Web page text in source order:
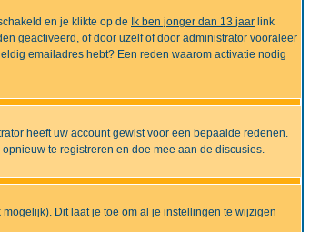
en je klikte op de Ik ben jonger dan 13 jaar link
geactiveerd, of door uzelf of door administrator vooraleer
emailadres hebt? Een reden waarom activatie nodig
heeft uw account gewist voor een bepaalde redenen.
te registreren en doe mee aan de discusies.
Dit laat je toe om al je instellingen te wijzigen